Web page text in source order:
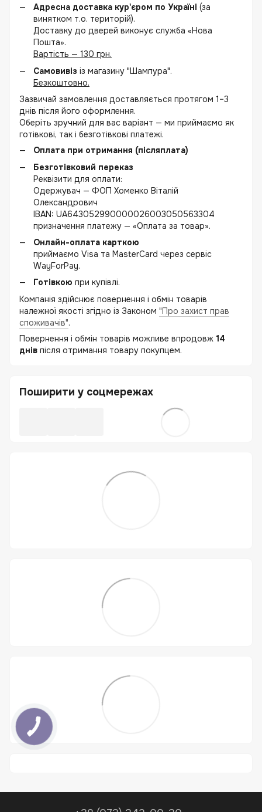
Адресна доставка кур'єром по Україні (за
винятком т.о. територій).
Доставку до дверей виконує служба «Нова
Пошта».
Вартість — 130 грн.
Самовивіз із магазину "Шампура".
Безкоштовно.
Зазвичай замовлення доставляється протягом 1–3
днів після його оформлення.
Оберіть зручний для вас варіант — ми приймаємо як
готівкові, так і безготівкові платежі.
Оплата при отримання (післяплата)
Безготівковий переказ
Реквізити для оплати:
Одержувач — ФОП Хоменко Віталій
Олександрович
IBAN: UA643052990000026003050563304
призначення платежу — «Оплата за товар».
Онлайн-оплата карткою
приймаємо Visa та MasterCard через сервіс
WayForPay.
Готівкою при купівлі.
Компанія здійснює повернення і обмін товарів
належної якості згідно із Законом "Про захист прав
споживачів".
Повернення і обмін товарів можливе впродовж 14
днів після отримання товару покупцем.
Поширити у соцмережах